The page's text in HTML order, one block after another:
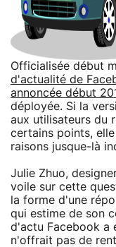
Officialisée début
d'actualité de
annoncée début
déployée. Si la
aux utilisateurs du
certains points,
raisons jusque-là
Julie Zhuo,
voile sur cette
la forme d'une
qui estime de son
d'actu Facebook a
n'offrait pas de